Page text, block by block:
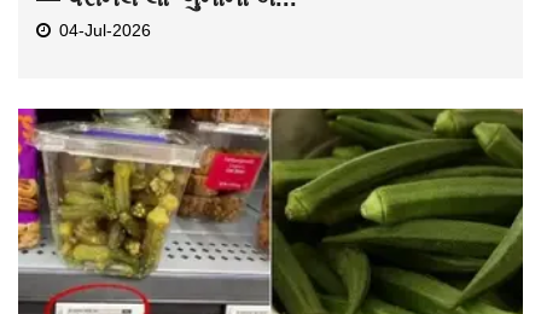
04-Jul-2026